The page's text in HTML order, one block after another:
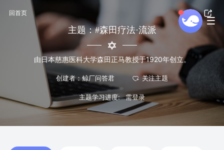
回首页
主题：#森田疗法·流派
由日本慈惠医科大学森田正马教授于1920年创立。
创建者：鲸厂问答君
主题学习进度: